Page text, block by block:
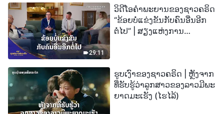
29:11
ວິດີໂອຄຳພະຍານຂອງຊາວຄຣິດ
“ຂ້ອຍບໍ່ແຂ່ງຂັນກັບຄົນອື່ນອີກ
ຕໍ່ໄປ” | ສຽງແຫ່ງການ
ຮູບເງົາຂອງຊາວຄຣິດ | ຫຼັງຈາກ
ທີ່ຮັບຮູ້ວ່າລູກສາວຂອງລາວມີພະ
ຍາດມະເຮັງ (ໄຮໄລ້)